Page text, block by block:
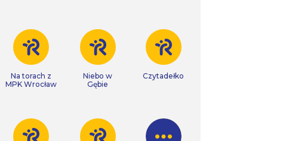
Na torach z
MPK Wrocław
Niebo w
Gębie
Czytadełko